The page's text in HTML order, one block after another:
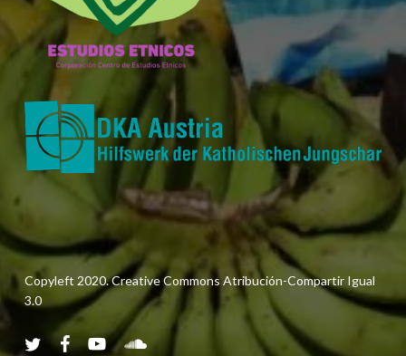
Copyleft 2020. Creative Commons Atribución-Compartir Igual
3.0
twitterfacebookyoutubesoundcloud